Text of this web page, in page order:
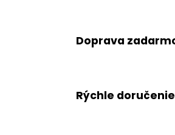
Doprava
Rýchle